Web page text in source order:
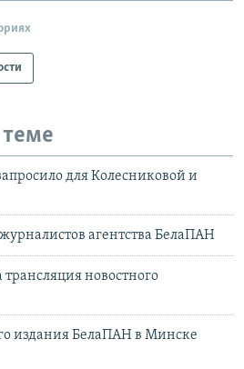
для Колесниковой и
агентства БелаПАН
новостного
издания БелаПАН в Минске